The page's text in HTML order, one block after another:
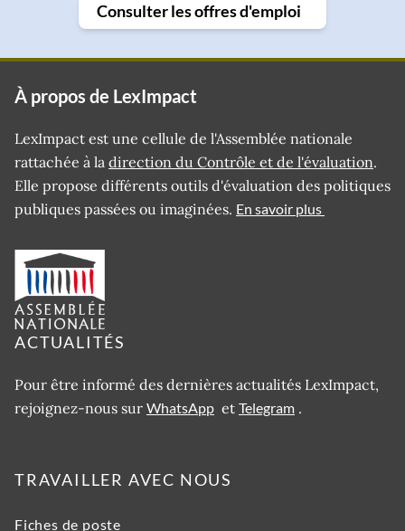
Consulter les offres d'emploi
À propos de LexImpact
LexImpact est une cellule de l'Assemblée nationale
rattachée à la direction du Contrôle et de l'évaluation.
Elle propose différents outils d'évaluation des politiques
publiques passées ou imaginées. En savoir plus
ACTUALITÉS
Pour être informé des dernières actualités LexImpact,
rejoignez-nous sur WhatsApp et Telegram .
TRAVAILLER AVEC NOUS
Fiches de poste